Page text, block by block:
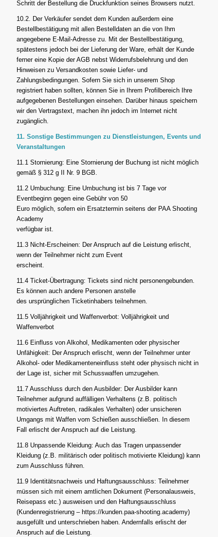
Schritt der Bestellung die Druckfunktion seines Browsers nutzt.
10.2. Der Verkäufer sendet dem Kunden außerdem eine
Bestellbestätigung mit allen Bestelldaten an die von Ihm
angegebene E-Mail-Adresse zu. Mit der Bestellbestätigung,
spätestens jedoch bei der Lieferung der Ware, erhält der Kunde
ferner eine Kopie der AGB nebst Widerrufsbelehrung und den
Hinweisen zu Versandkosten sowie Liefer- und
Zahlungsbedingungen. Sofern Sie sich in unserem Shop
registriert haben sollten, können Sie in Ihrem Profilbereich Ihre
aufgegebenen Bestellungen einsehen. Darüber hinaus speichern
wir den Vertragstext, machen ihn jedoch im Internet nicht
zugänglich.
11. Sonstige Bestimmungen zu Dienstleistungen, Events und
Veranstaltungen
11.1 Stornierung: Eine Stornierung der Buchung ist nicht möglich
gemäß § 312 g II Nr. 9 BGB.
11.2 Umbuchung: Eine Umbuchung ist bis 7 Tage vor
Eventbeginn gegen eine Gebühr von 50
Euro möglich, sofern ein Ersatztermin seitens der PAA Shooting
Academy
verfügbar ist.
11.3 Nicht-Erscheinen: Der Anspruch auf die Leistung erlischt,
wenn der Teilnehmer nicht zum Event
erscheint.
11.4 Ticket-Übertragung: Tickets sind nicht personengebunden.
Es können auch andere Personen anstelle
des ursprünglichen Ticketinhabers teilnehmen.
11.5 Volljährigkeit und Waffenverbot: Volljährigkeit und
Waffenverbot
11.6 Einfluss von Alkohol, Medikamenten oder physischer
Unfähigkeit: Der Anspruch erlischt, wenn der Teilnehmer unter
Alkohol- oder Medikamenteneinfluss steht oder physisch nicht in
der Lage ist, sicher mit Schusswaffen umzugehen.
11.7 Ausschluss durch den Ausbilder: Der Ausbilder kann
Teilnehmer aufgrund auffälligen Verhaltens (z.B. politisch
motiviertes Auftreten, radikales Verhalten) oder unsicheren
Umgangs mit Waffen vom Schießen ausschließen. In diesem
Fall erlischt der Anspruch auf die Leistung.
11.8 Unpassende Kleidung: Auch das Tragen unpassender
Kleidung (z.B. militärisch oder politisch motivierte Kleidung) kann
zum Ausschluss führen.
11.9 Identitätsnachweis und Haftungsausschluss: Teilnehmer
müssen sich mit einem amtlichen Dokument (Personalausweis,
Reisepass etc.) ausweisen und den Haftungsausschluss
(Kundenregistrierung – https://kunden.paa-shooting.academy)
ausgefüllt und unterschrieben haben. Andernfalls erlischt der
Anspruch auf die Leistung.